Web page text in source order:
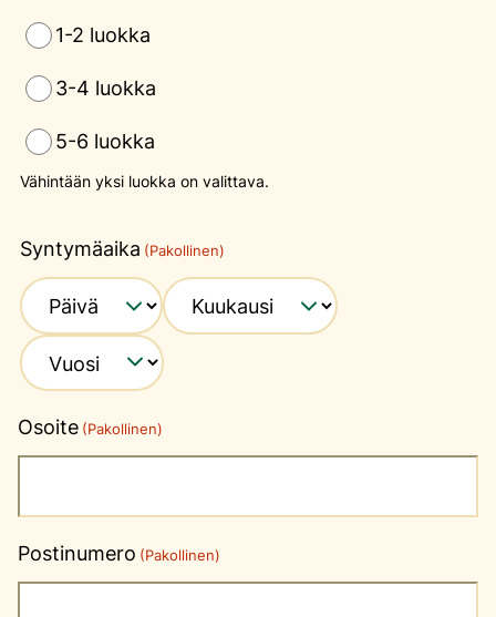
1-2 luokka
3-4 luokka
5-6 luokka
Vähintään yksi luokka on valittava.
Syntymäaika (Pakollinen)
Päivä
Kuukausi
Vuosi
Osoite (Pakollinen)
Postinumero (Pakollinen)